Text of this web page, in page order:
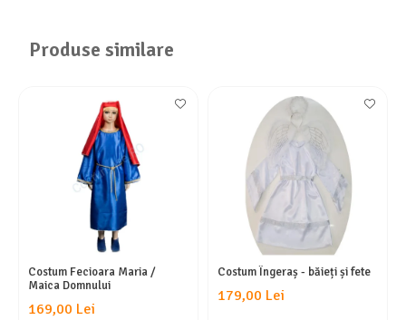
Produse similare
Costum Fecioara Maria /
Maica Domnului
169,00 Lei
Costum Îngeraș - băieți și fete
179,00 Lei